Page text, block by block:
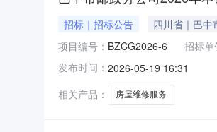
招标｜招标公告 四川省｜巴中
项目编号： BZCG2026-6 招标单
发布时间： 2026-05-19 16:31
相关产品：
房屋维修服务